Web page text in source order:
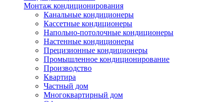
Монтаж кондиционирования
Канальные кондиционеры
Кассетные кондиционеры
Напольно-потолочные кондиционеры
Настенные кондиционеры
Прецизионные кондиционеры
Промышленное кондиционирование
Производство
Квартира
Частный дом
Многоквартирный дом